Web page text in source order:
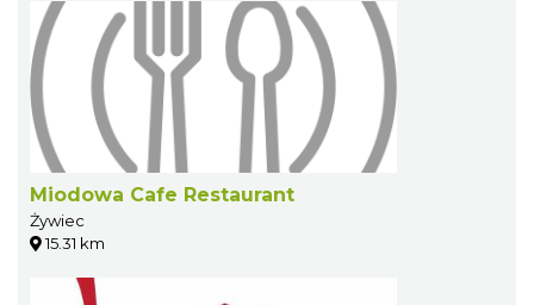
Miodowa Cafe Restaurant
Żywiec
15.31 km